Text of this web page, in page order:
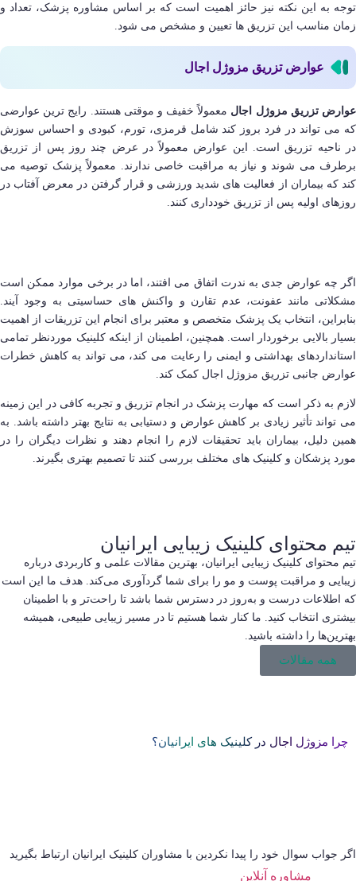
توجه به این نکته نیز حائز اهمیت است که بر اساس مشاوره پزشک، تعداد و
زمان مناسب این تزریق ها تعیین و مشخص می شود.
عوارض تزریق مزوژل اجال
عوارض تزریق مزوژل اجال معمولاً خفیف و موقتی هستند. رایج ترین عوارضی
که می تواند در فرد بروز کند شامل قرمزی، تورم، کبودی و احساس سوزش
در ناحیه تزریق است. این عوارض معمولاً در عرض چند روز پس از تزریق
برطرف می شوند و نیاز به مراقبت خاصی ندارند. معمولاً پزشک توصیه می
کند که بیماران از فعالیت های شدید ورزشی و قرار گرفتن در معرض آفتاب در
روزهای اولیه پس از تزریق خودداری کنند.
اگر چه عوارض جدی به ندرت اتفاق می افتند، اما در برخی موارد ممکن است
مشکلاتی مانند عفونت، عدم تقارن و واکنش های حساسیتی به وجود آیند.
بنابراین، انتخاب یک پزشک متخصص و معتبر برای انجام این تزریقات از اهمیت
بسیار بالایی برخوردار است. همچنین، اطمینان از اینکه کلینیک موردنظر تمامی
استانداردهای بهداشتی و ایمنی را رعایت می کند، می تواند به کاهش خطرات
عوارض جانبی تزریق مزوژل اجال کمک کند.
لازم به ذکر است که مهارت پزشک در انجام تزریق و تجربه کافی در این زمینه
می تواند تأثیر زیادی بر کاهش عوارض و دستیابی به نتایج بهتر داشته باشد. به
همین دلیل، بیماران باید تحقیقات لازم را انجام دهند و نظرات دیگران را در
مورد پزشکان و کلینیک های مختلف بررسی کنند تا تصمیم بهتری بگیرند.
تیم محتوای کلینیک زیبایی ایرانیان
تیم محتوای کلینیک زیبایی ایرانیان، بهترین مقالات علمی و کاربردی درباره
زیبایی و مراقبت پوست و مو را برای شما گردآوری می‌کند. هدف ما این است
که اطلاعات درست و به‌روز در دسترس شما باشد تا راحت‌تر و با اطمینان
بیشتری انتخاب کنید. ما کنار شما هستیم تا در مسیر زیبایی طبیعی، همیشه
بهترین‌ها را داشته باشید.
همه مقالات
چرا مزوژل اجال​ در کلینیک های ایرانیان؟
اگر جواب سوال خود را پیدا نکردین با مشاوران کلینیک ایرانیان ارتباط بگیرید
مشاوره آنلاین